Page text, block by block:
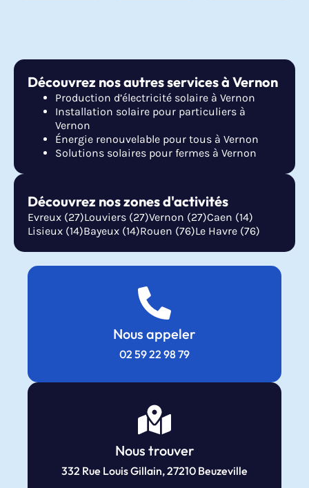
Découvrez nos autres services à Vernon
Production d’électricité solaire à Vernon
Installation solaire pour particuliers à
Vernon
Énergie renouvelable pour tous à Vernon
Solutions solaires pour fermes à Vernon
Découvrez nos zones d'activités
Evreux (27)Louviers (27)Vernon (27)Caen (14)
Lisieux (14)Bayeux (14)Rouen (76)Le Havre (76)
Nous appeler
02 59 22 98 79
Nous trouver
332 Rue Louis Gillain, 27210 Beuzeville